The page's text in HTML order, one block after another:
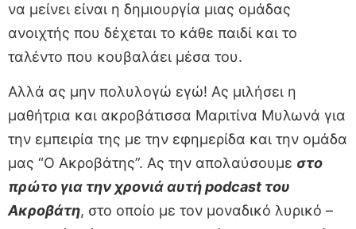
να μείνει είναι η δημιουργία μιας ομάδας
ανοιχτής που δέχεται το κάθε παιδί και το
ταλέντο που κουβαλάει μέσα του.
Αλλά ας μην πολυλογώ εγώ! Ας μιλήσει η
μαθήτρια και ακροβάτισσα Μαριτίνα Μυλωνά για
την εμπειρία της με την εφημερίδα και την ομάδα
μας “Ο Ακροβάτης”. Ας την απολαύσουμε στο
πρώτο για την χρονιά αυτή podcast του
Ακροβάτη, στο οποίο με τον μοναδικό λυρικό –